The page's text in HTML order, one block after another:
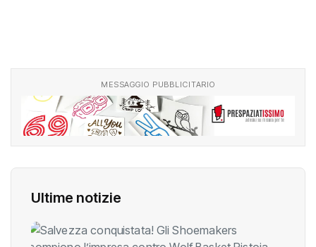
MESSAGGIO PUBBLICITARIO
Ultime notizie